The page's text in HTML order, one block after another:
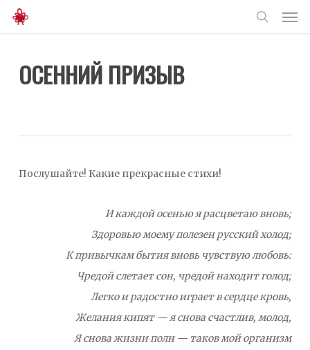
Skip
contentОСЕННИЙ ПРИЗЫВ
Послушайте! Какие прекрасные стихи!
И каждой осенью я расцветаю вновь;
Здоровью моему полезен русский холод;
К привычкам бытия вновь чувствую любовь:
Чредой слетает сон, чредой находит голод;
Легко и радостно играет в сердце кровь,
Желания кипят — я снова счастлив, молод,
Я снова жизни полн — таков мой организм